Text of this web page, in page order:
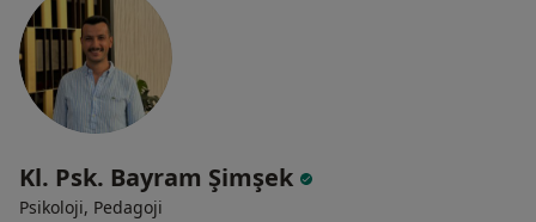
Kl. Psk. Bayram Şimşek
Psikoloji, Pedagoji